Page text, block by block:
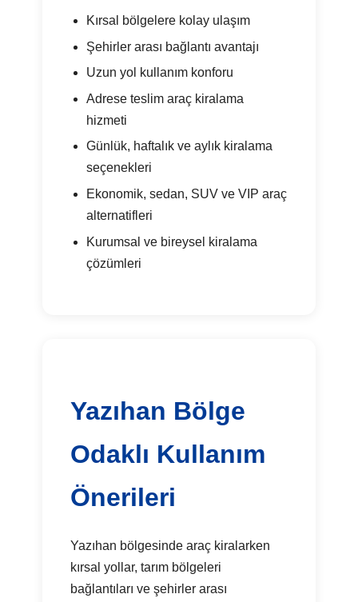
Kırsal bölgelere kolay ulaşım
Şehirler arası bağlantı avantajı
Uzun yol kullanım konforu
Adrese teslim araç kiralama
hizmeti
Günlük, haftalık ve aylık kiralama
seçenekleri
Ekonomik, sedan, SUV ve VIP araç
alternatifleri
Kurumsal ve bireysel kiralama
çözümleri
Yazıhan Bölge
Odaklı Kullanım
Önerileri
Yazıhan bölgesinde araç kiralarken
kırsal yollar, tarım bölgeleri
bağlantıları ve şehirler arası